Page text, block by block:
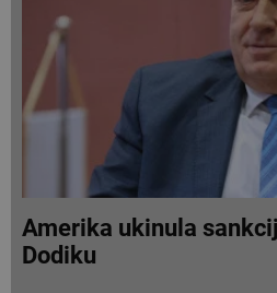
Amerika ukinula
Dodiku